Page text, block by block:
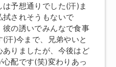
予想通りでした(汗)ま
されそうもないで
の誘いでみんなで食事
汗)今まで、兄弟やいと
りましたが、今後はど
配です(笑)変わりあっ